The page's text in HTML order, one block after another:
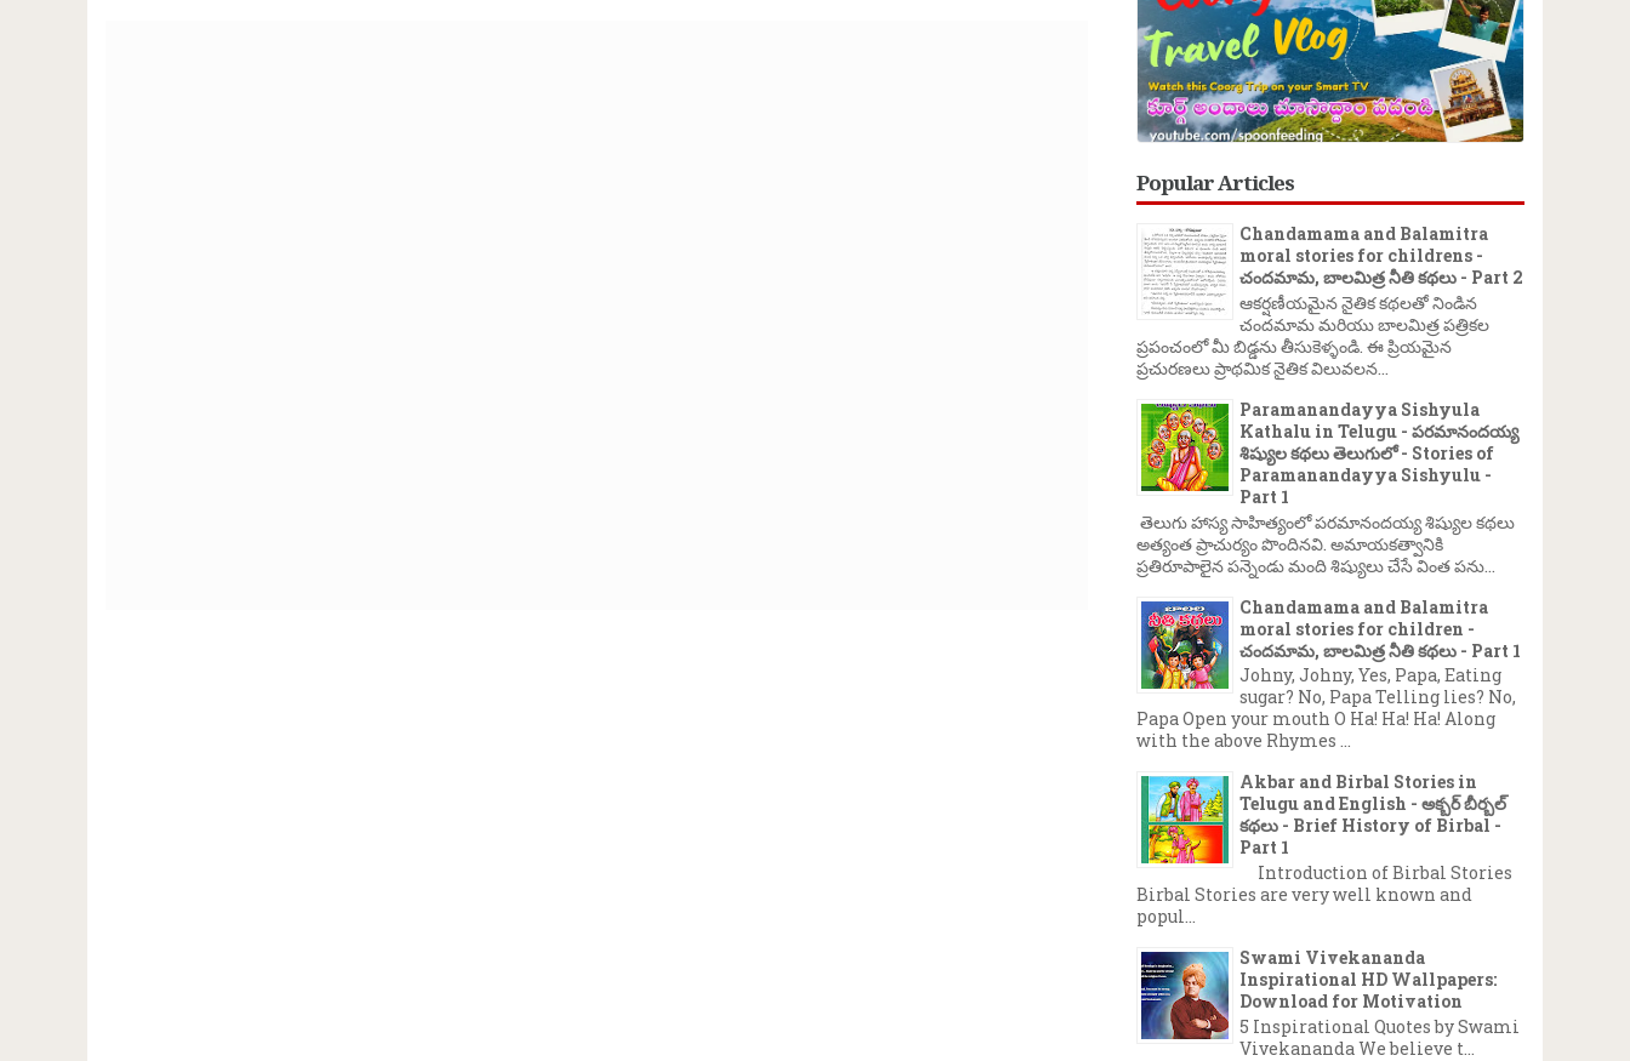
Popular Articles
Chandamama and Balamitra
moral stories for childrens -
చందమామ, బాలమిత్ర నీతి కథలు - Part 2
ఆకర్షణీయమైన నైతిక కథలతో నిండిన
చందమామ మరియు బాలమిత్ర పత్రికల
ప్రపంచంలో మీ బిడ్డను తీసుకెళ్ళండి. ఈ ప్రియమైన
ప్రచురణలు ప్రాథమిక నైతిక విలువలన...
Paramanandayya Sishyula
Kathalu in Telugu - పరమానందయ్య
శిష్యుల కథలు తెలుగులో - Stories of
Paramanandayya Sishyulu -
Part 1
తెలుగు హాస్య సాహిత్యంలో పరమానందయ్య శిష్యుల కథలు
అత్యంత ప్రాచుర్యం పొందినవి. అమాయకత్వానికి
ప్రతిరూపాలైన పన్నెండు మంది శిష్యులు చేసే వింత పను...
Chandamama and Balamitra
moral stories for children -
చందమామ, బాలమిత్ర నీతి కథలు - Part 1
Johny, Johny, Yes, Papa, Eating
sugar? No, Papa Telling lies? No,
Papa Open your mouth O Ha! Ha! Ha! Along
with the above Rhymes ...
Akbar and Birbal Stories in
Telugu and English - అక్బర్ బీర్బల్
కథలు - Brief History of Birbal -
Part 1
Introduction of Birbal Stories
Birbal Stories are very well known and
popul...
Swami Vivekananda
Inspirational HD Wallpapers:
Download for Motivation
5 Inspirational Quotes by Swami
Vivekananda We believe t...